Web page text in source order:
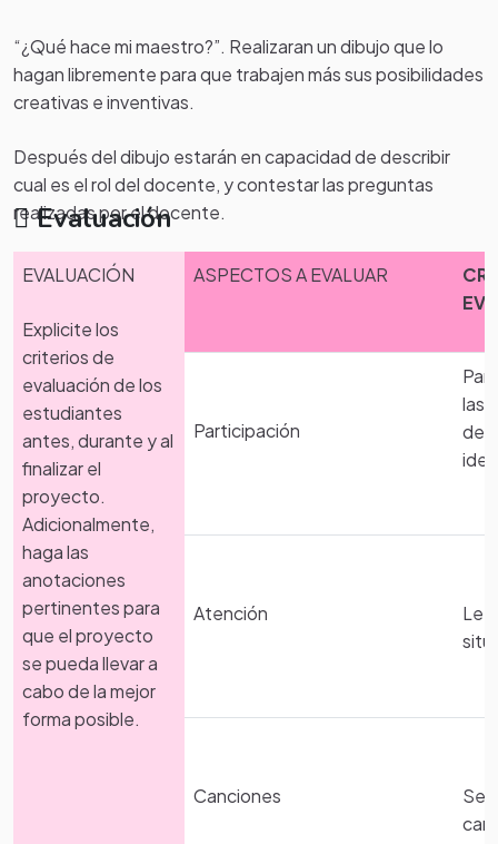
“¿Qué hace mi maestro?”. Realizaran un dibujo que lo
hagan libremente para que trabajen más sus posibilidades
creativas e inventivas.
Después del dibujo estarán en capacidad de describir
cual es el rol del docente, y contestar las preguntas
realizadas por el docente.
Cada niño con ayuda de sus padres realizara la impresion
de fotografias enviadas, sobre sus trabajos y procesos
durante el proyecto.
Decoran con diferentes materiales la portada del libro.
Anexaran los trabajos realizados.
Exposicion de su libro Bibliografico
Evaluación
EVALUACIÓN
Explicite los
criterios de
evaluación de los
estudiantes
antes, durante y al
finalizar el
proyecto.
Adicionalmente,
haga las
anotaciones
pertinentes para
que el proyecto
se pueda llevar a
cabo de la mejor
forma posible.
ASPECTOS A EVALUAR
Participación
las
del
Atención
Canciones
Se